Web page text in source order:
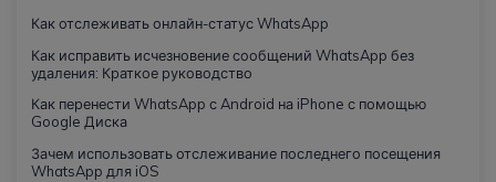
Как отслеживать онлайн-статус WhatsApp
Как исправить исчезновение сообщений WhatsApp без
удаления: Краткое руководство
Как перенести WhatsApp с Android на iPhone с помощью
Google Диска
Зачем использовать отслеживание последнего посещения
WhatsApp для iOS